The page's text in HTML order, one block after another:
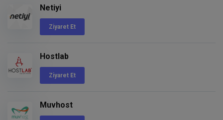
Netiyi
Ziyaret Et
Hostlab
Ziyaret Et
Muvhost